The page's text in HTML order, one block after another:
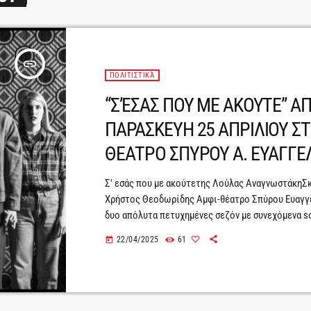
insert_link
ΠΟΛΙΤΙΣΤΙΚΆ
“Σ’ΕΣΑΣ ΠΟΥ ΜΕ ΑΚΟΥΤΕ”
ΠΑΡΑΣΚΕΥΗ 25 ΑΠΡΙΛΙΟΥ
ΘΕΑΤΡΟ ΣΠΥΡΟΥ Α.
Σ' εσάς που με ακούτετης Λούλας
Χρήστος Θεοδωρίδης Αμφι-θέατρο Σπύρου
δυο απόλυτα πετυχημένες σεζόν με συνεχόμενα
ακούτε» παρουσιάζεται στην Αθήνα για 2η σεζόν,
κείμενο της Λούλας Αναγνωστάκη σε μια
today 22/04/2025 61